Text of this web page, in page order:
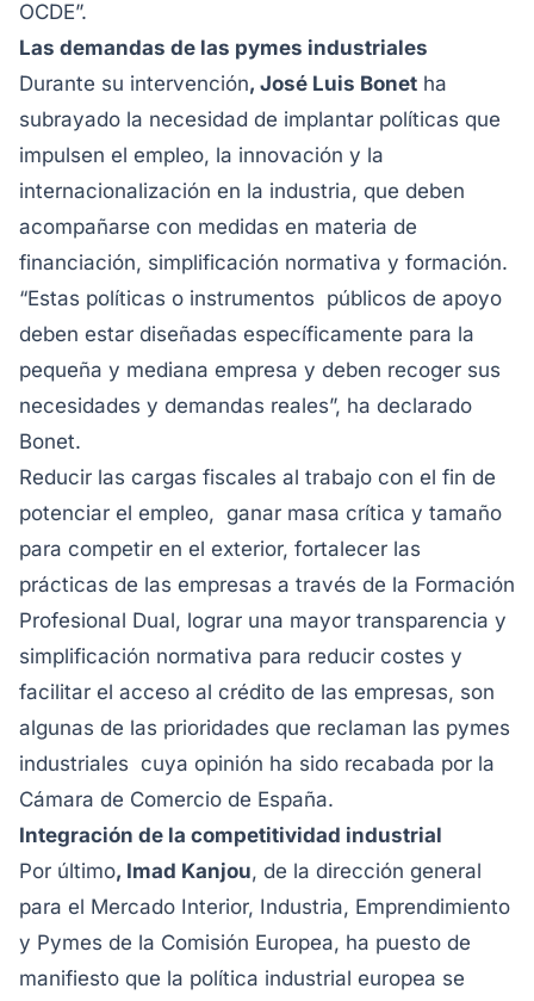
OCDE”.
Las demandas de las pymes industriales
Durante su intervención, José Luis Bonet ha
subrayado la necesidad de implantar políticas que
impulsen el empleo, la innovación y la
internacionalización en la industria, que deben
acompañarse con medidas en materia de
financiación, simplificación normativa y formación.
“Estas políticas o instrumentos públicos de apoyo
deben estar diseñadas específicamente para la
pequeña y mediana empresa y deben recoger sus
necesidades y demandas reales”, ha declarado
Bonet.
Reducir las cargas fiscales al trabajo con el fin de
potenciar el empleo, ganar masa crítica y tamaño
para competir en el exterior, fortalecer las
prácticas de las empresas a través de la Formación
Profesional Dual, lograr una mayor transparencia y
simplificación normativa para reducir costes y
facilitar el acceso al crédito de las empresas, son
algunas de las prioridades que reclaman las pymes
industriales cuya opinión ha sido recabada por la
Cámara de Comercio de España.
Integración de la competitividad industrial
Por último, Imad Kanjou, de la dirección general
para el Mercado Interior, Industria, Emprendimiento
y Pymes de la Comisión Europea, ha puesto de
manifiesto que la política industrial europea se